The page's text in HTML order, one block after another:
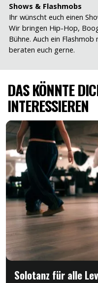
Shows & Flashmobs
Ihr wünscht euch einen
Wir bringen Hip-Hop,
Bühne. Auch ein
beraten euch gerne.
DAS KÖNNTE
INTERESSIEREN
Solotanz für alle